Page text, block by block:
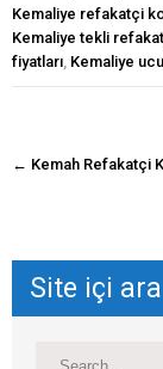
Kemaliye refakatçi
Kemaliye tekli
fiyatları Kemaliye
← Kemah Refakatçi
Site içi ara